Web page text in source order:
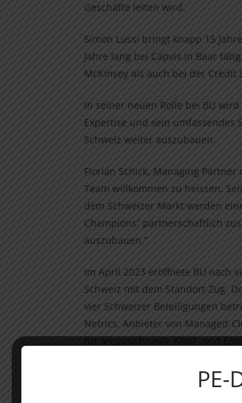
Geschäfte leiten wird.
Simon Lussi bringt knapp 15
Jahre lang bei Capvis in Baar
McKinsey als auch bei der Credit
In seiner neuen Rolle bei BU
Expertise und sein umfassendes
Schweiz weiter auszubauen.
Florian Schick, Managing
Team willkommen zu heissen.
dem Schweizer Markt werden
Champions“ partnerschaftlich
auszubauen.“
Im April 2023 eröffnete BU nach
Schweiz mit dem Standort Zug.
vier Schweizer Beteiligungen
Netrics, Anbieter von Managed-
für anspruchsvolle KMU- und
BU ist ein führendes
Champions“ mit starkenPE-